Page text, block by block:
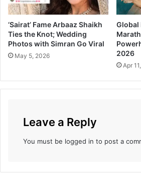
S
t
a
r
C
o
t
r
w
‘Sairat’ Fame Arbaaz Shaikh
Ties the Knot; Wedding
Photos with Simran Go Viral
May 5, 2026
Global
2026
Apr
Leave a Reply
You must be logged in to post a